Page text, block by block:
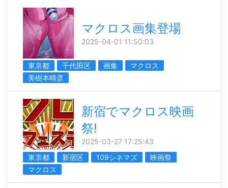
マクロス画集登場
2025-04-01 11:50:03
東京都 千代田区 画集
マクロス
美樹本晴彦
新宿でマクロス映画
祭!
2025-03-27 17:25:43
東京都
新宿区 109シネマズ
映画祭
マクロス